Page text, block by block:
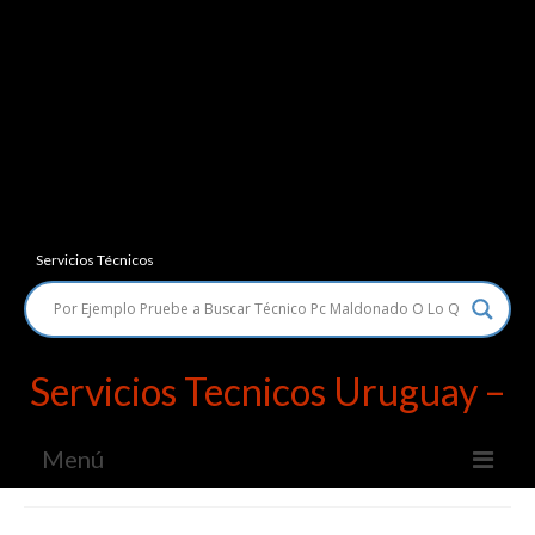
Servicios Técnicos
Servicios Tecnicos Uruguay –
Menú